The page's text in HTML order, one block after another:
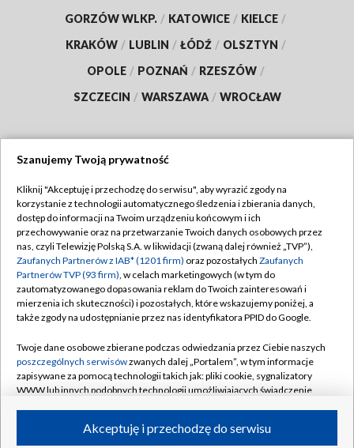
GORZÓW WLKP. / KATOWICE / KIELCE /
KRAKÓW / LUBLIN / ŁÓDŹ / OLSZTYN /
OPOLE / POZNAŃ / RZESZÓW /
SZCZECIN / WARSZAWA / WROCŁAW
TVP
Abonament TVP
Emisja w TVP
Centrum informacji TVP
Naziemna Telewizja Cyfrowa
Rada Programowa
System NOS
Informacje o nadawcy
Program dla prasy
Regulamin TVP
Polityka prywatności
Moje zgody
Pomoc
Kontakt
Kanały
Szanujemy Twoją prywatność
Kliknij "Akceptuję i przechodzę do serwisu", aby wyrazić zgody na
korzystanie z technologii automatycznego śledzenia i zbierania danych,
dostęp do informacji na Twoim urządzeniu końcowym i ich
przechowywanie oraz na przetwarzanie Twoich danych osobowych przez
nas, czyli Telewizję Polską S.A. w likwidacji (zwaną dalej również „TVP”),
Zaufanych Partnerów z IAB* (1201 firm) oraz pozostałych Zaufanych
Partnerów TVP (93 firm), w celach marketingowych (w tym do
zautomatyzowanego dopasowania reklam do Twoich zainteresowań i
mierzenia ich skuteczności) i pozostałych, które wskazujemy poniżej, a
także zgody na udostępnianie przez nas identyfikatora PPID do Google.
Twoje dane osobowe zbierane podczas odwiedzania przez Ciebie naszych
poszczególnych serwisówzwanych dalej „Portalem”, w tym informacje
zapisywane za pomocą technologii takich jak: pliki cookie, sygnalizatory
WWW lub innych podobnych technologii umożliwiających świadczenie
ruchu w Internecie.Akceptuję i przechodzę do serwisu